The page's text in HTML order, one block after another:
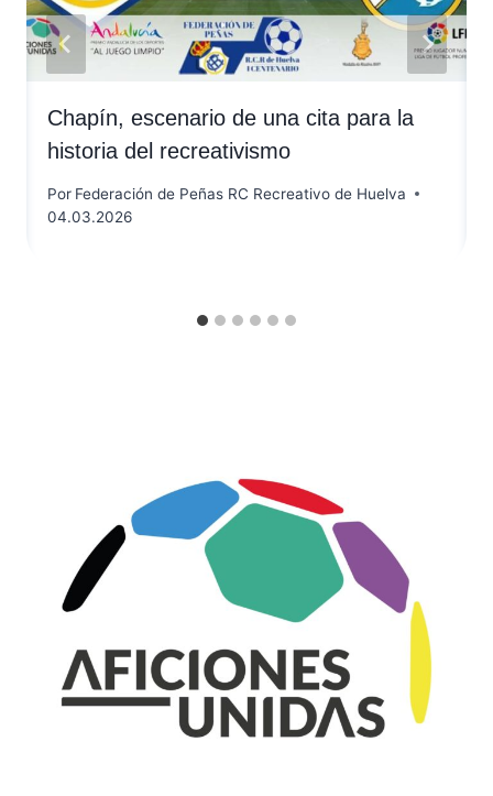
Chapín, escenario de una cita para la
historia del recreativismo
Por Federación de Peñas RC Recreativo de Huelva
04.03.2026